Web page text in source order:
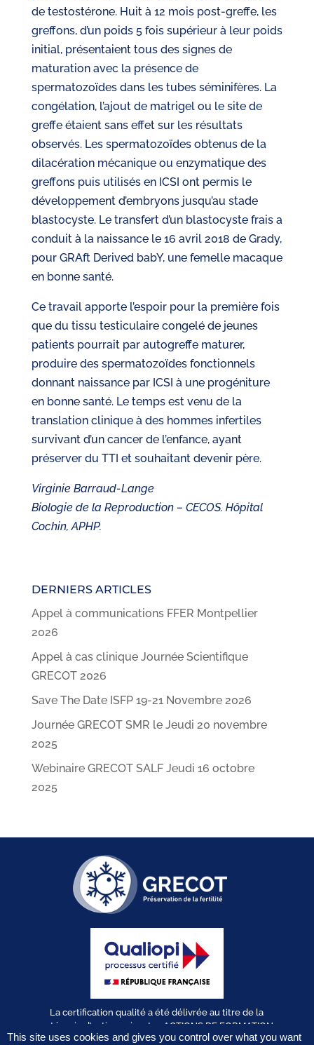
de testostérone. Huit à 12 mois post-greffe, les
greffons, d’un poids 5 fois supérieur à leur poids
initial, présentaient tous des signes de
maturation avec la présence de
spermatozoïdes dans les tubes séminifères. La
congélation, l’ajout de matrigel ou le site de
greffe étaient sans effet sur les résultats
observés. Les spermatozoïdes obtenus de la
dilacération mécanique ou enzymatique des
greffons puis utilisés en ICSI ont permis le
développement d’embryons jusqu’au stade
blastocyste. Le transfert d’un blastocyste frais a
conduit à la naissance le 16 avril 2018 de Grady,
pour GRAft Derived babY, une femelle macaque
en bonne santé.
Ce travail apporte l’espoir pour la première fois
que du tissu testiculaire congelé de jeunes
patients pourrait par autogreffe maturer,
produire des spermatozoïdes fonctionnels
donnant naissance par ICSI à une progéniture
en bonne santé. Le temps est venu de la
translation clinique à des hommes infertiles
survivant d’un cancer de l’enfance, ayant
préserver du TTI et souhaitant devenir père.
Virginie Barraud-Lange
Biologie de la Reproduction – CECOS. Hôpital
Cochin, APHP.
DERNIERS ARTICLES
Appel à communications FFER Montpellier
2026
Appel à cas clinique Journée Scientifique
GRECOT 2026
Save The Date ISFP 19-21 Novembre 2026
Journée GRECOT SMR le Jeudi 20 novembre
2025
Webinaire GRECOT SALF Jeudi 16 octobre
2025
La certification qualité a été délivrée au titre de la
catégorie d'action suivante : ACTIONS DE FORMATION
This site uses cookies and gives you control over what you want